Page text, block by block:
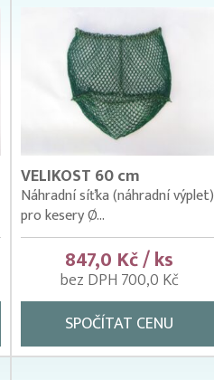
VELIKOST 60 cm
Náhradní síťka (náhradní výplet)
pro kesery Ø...
847,0 Kč / ks
bez DPH 700,0 Kč
SPOČÍTAT CENU